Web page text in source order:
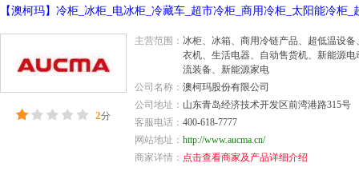
2分
主营范围：冰柜、冰箱、商用冷链产品、超低温设
衣机、生活电器、自动售货机、新能源
流装备、新能源家电
公司名称：澳柯玛股份有限公司
公司地址： 山东青岛经济技术开发区前湾港路315号
客服电话：400-618-7777
网站地址：http://www.aucma.cn/
商家详情： 点击查看商家及产品详细介绍